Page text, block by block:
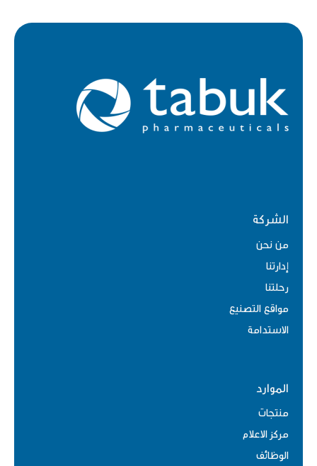
الشركة
من نحن
إدارتنا
رحلتنا
مواقع التصنيع
الاستدامة
الموارد
منتجات
مركز الاعلام
الوظائف